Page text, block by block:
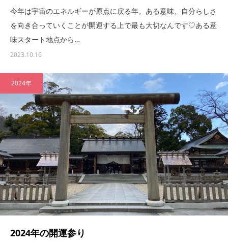
今年は宇宙のエネルギーが原点に戻る年。ある意味、自分らしさ
を向き合っていくことが開運する上で最も大切なんです♡ある意
味スタート地点から…
2023.10.16
2024年
2024年の開運参り